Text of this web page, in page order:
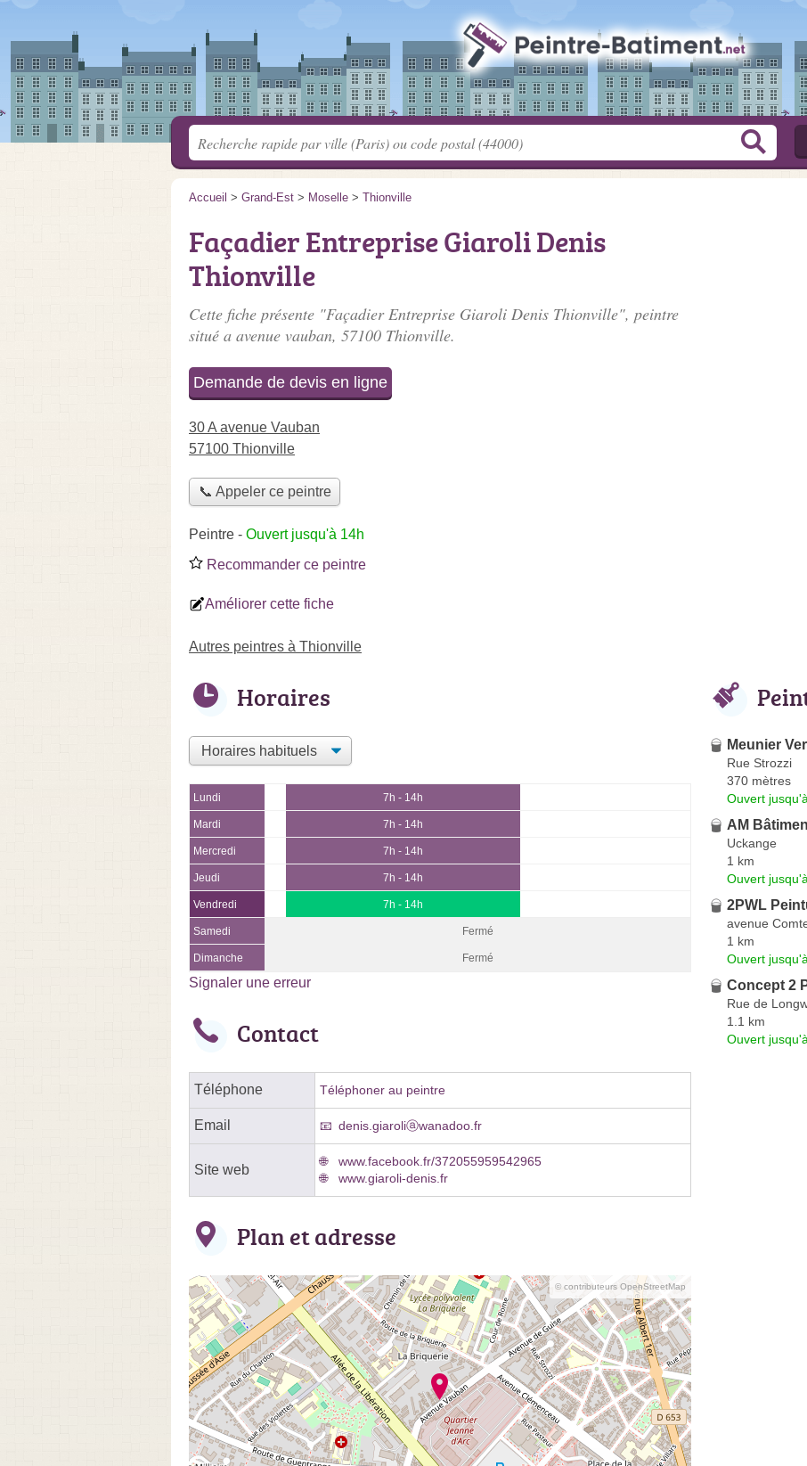
Accueil > Grand-Est > Moselle > Thionville
Façadier Entreprise Giaroli Denis
Thionville
Cette fiche présente "Façadier Entreprise Giaroli Denis Thionville", peintre
situé a avenue vauban, 57100 Thionville.
Demande de devis en ligne
30 A avenue Vauban
57100 Thionville
📞 Appeler ce peintre
Peintre - Ouvert jusqu'à 14h
Recommander ce peintre
Améliorer cette fiche
Autres peintres à Thionville
Horaires
Lundi 7h - 14h
Mardi 7h - 14h
Mercredi 7h - 14h
Jeudi 7h - 14h
Vendredi 7h - 14h
Samedi Fermé
Dimanche Fermé
Signaler une erreur
Contact
Téléphone Téléphoner au peintre
Email denis.giaroliⓐwanadoo.fr
Site web
www.facebook.fr/372055959542965
www.giaroli-denis.fr
Plan et adresse
© contributeurs OpenStreetMap
Meunier
Rue Strozzi
370 mètres
Ouvert
AM
Uckange
1 km
Ouvert
2PWL
avenue
1 km
Ouvert
Concept 2
Rue de
1.1 km
Ouvert